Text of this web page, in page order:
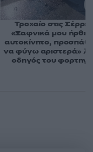
Τροχαίο στις
«Ξαφνικά μου ήρθε
αυτοκίνητο,
να φύγω αριστερά»
οδηγός του